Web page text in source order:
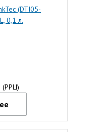
(DTI05-
0,1 л.
(РРЦ)